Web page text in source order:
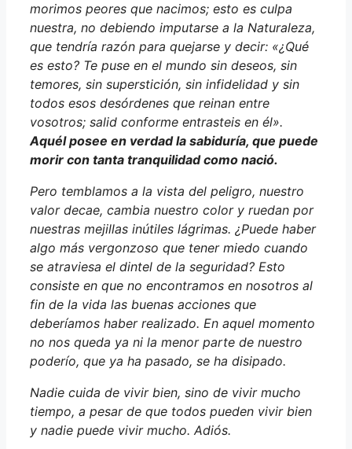
morimos peores que nacimos; esto es culpa
nuestra, no debiendo imputarse a la Naturaleza,
que tendría razón para quejarse y decir: «¿Qué
es esto? Te puse en el mundo sin deseos, sin
temores, sin superstición, sin infidelidad y sin
todos esos desórdenes que reinan entre
vosotros; salid conforme entrasteis en él».
Aquél posee en verdad la sabiduría, que puede
morir con tanta tranquilidad como nació.
Pero temblamos a la vista del peligro, nuestro
valor decae, cambia nuestro color y ruedan por
nuestras mejillas inútiles lágrimas. ¿Puede haber
algo más vergonzoso que tener miedo cuando
se atraviesa el dintel de la seguridad? Esto
consiste en que no encontramos en nosotros al
fin de la vida las buenas acciones que
deberíamos haber realizado. En aquel momento
no nos queda ya ni la menor parte de nuestro
poderío, que ya ha pasado, se ha disipado.
Nadie cuida de vivir bien, sino de vivir mucho
tiempo, a pesar de que todos pueden vivir bien
y nadie puede vivir mucho. Adiós.